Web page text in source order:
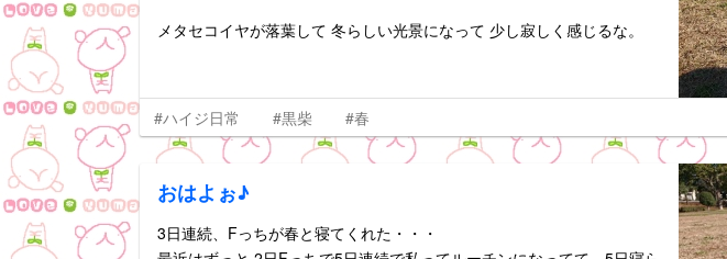
メタセコイヤが落葉して 冬らしい光景になって 少し寂しく感じるな。
#ハイジ日常 #黒柴 #春
おはよぉ♪
3日連続、Fっちが春と寝てくれた・・・